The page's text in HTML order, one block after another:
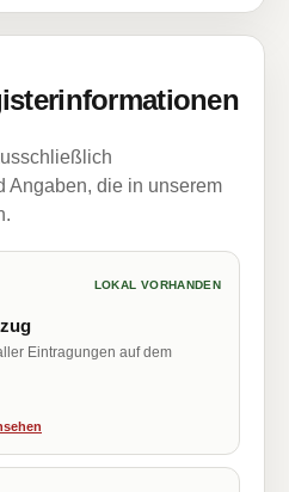
Angaben, die in unserem
LOKAL VORHANDEN
Eintragungen auf dem